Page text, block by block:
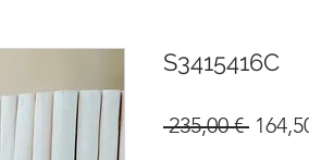
S3415416C
235,00 €